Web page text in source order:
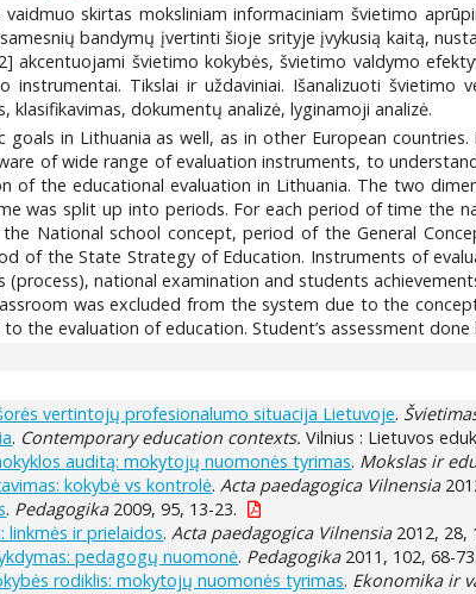
skirtas moksliniam informaciniam švietimo
bandymų įvertinti šioje srityje įvykusią kaitą,
akcentuojami švietimo kokybės, švietimo valdymo
instrumentai. Tikslai ir uždaviniai. Išanalizuoti
dokumentų analizė, lyginamoji analizė.
in Lithuania as well, as in other European
of wide range of evaluation instruments, to
of the educational evaluation in Lithuania. The two
was split up into periods. For each period of time the
National school concept, period of the General
of the State Strategy of Education. Instruments of
national examination and students
was excluded from the system due to the
the evaluation of education. Student’s assessment
vertintojų profesionalumo situacija Lietuvoje.
. Contemporary education contexts. Vilnius : Lietuvos
auditą: mokytojų nuomonės tyrimas. Mokslas ir
kokybė vs kontrolė. Acta paedagogica Vilnensia
. Pedagogika2009, 95, 13-23.
ir prielaidos. Acta paedagogica Vilnensia2012, 28,
pedagogų nuomonė. Pedagogika2011, 102, 68-73.
rodiklis: mokytojų nuomonės tyrimas. Ekonomika ir